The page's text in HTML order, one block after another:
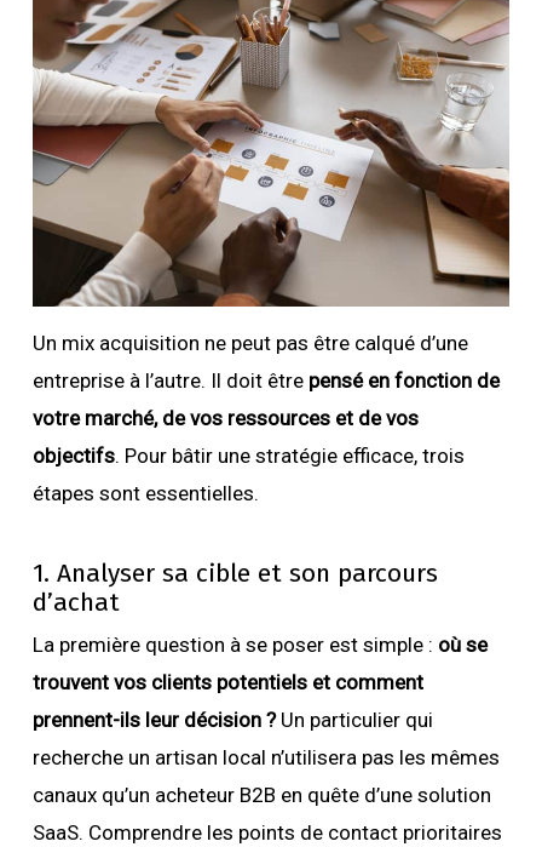
Un mix acquisition ne peut pas être calqué d’une
entreprise à l’autre. Il doit être pensé en fonction de
votre marché, de vos ressources et de vos
objectifs. Pour bâtir une stratégie efficace, trois
étapes sont essentielles.
1. Analyser sa cible et son parcours
d’achat
La première question à se poser est simple : où se
trouvent vos clients potentiels et comment
prennent-ils leur décision ?Un particulier qui
recherche un artisan local n’utilisera pas les mêmes
canaux qu’un acheteur B2B en quête d’une solution
SaaS. Comprendre les points de contact prioritaires